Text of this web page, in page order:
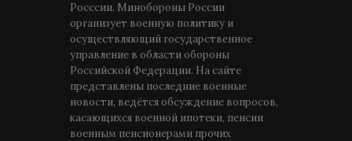
Росссии. Минобороны России
организует военную политику и
осуществляющий государственное
управление в области обороны
Российской Федерации. На сайте
представлены последние военные
новости, ведётся обсуждение вопросов,
касающихся военной ипотеки, пенсии
военным пенсионерами прочих